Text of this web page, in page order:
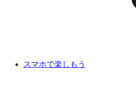
スマホで楽しもう